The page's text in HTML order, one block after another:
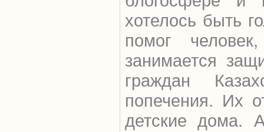
хотелось быть
помог
занимается
граждан
попечения. Их
детские дома.